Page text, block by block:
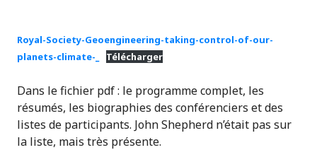
Royal-Society-Geoengineering-taking-control-of-our-
planets-climate-_
Télécharger
Dans le fichier pdf : le programme complet, les
résumés, les biographies des conférenciers et des
listes de participants. John Shepherd n’était pas sur
la liste, mais très présente.